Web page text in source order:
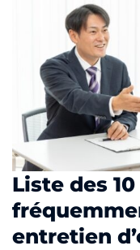
Liste des
entretien